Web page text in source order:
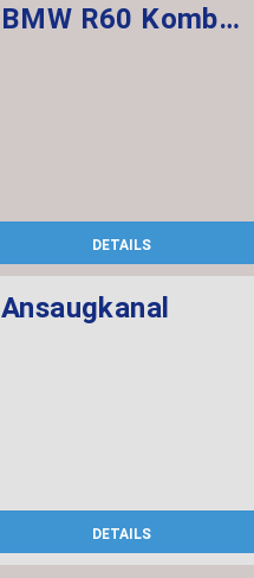
BMW R60 Kombischalter links L=520
DETAILS
Ansaugkanal
DETAILS